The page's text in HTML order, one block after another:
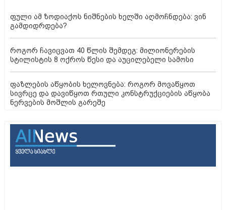
შინაურული საშუალებები სწრაფი დაფესვიანებისთვის -
რაში ჩავაწყოთ ღეროები, რომ ფესვი სწრაფად გაიკეთოს
დააყარეთ დაფნის ფოთოლს მარილი და თქვენი
ფანჯრები აღარ დაიორთქლება